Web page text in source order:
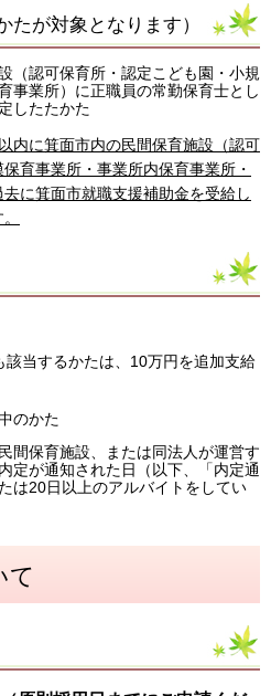
が対象となります）
（認可保育所・認定こども園・小規
事業所）に正職員の常勤保育士とし
したたかた
内に箕面市内の民間保育施設（認可
育事業所・事業所内保育事業所・
に箕面市就職支援補助金を受給し
当するかたは、10万円を追加支給
のかた
間保育施設、または同法人が運営す
定が通知された日（以下、「内定通
は20日以上のアルバイトをしてい
て